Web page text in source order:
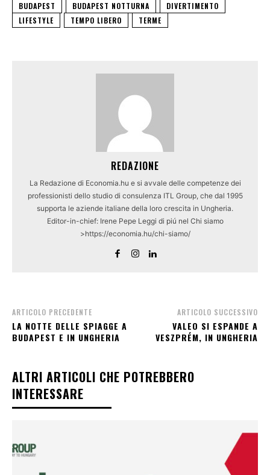
BUDAPEST BUDAPEST NOTTURNA
DIVERTIMENTO
LIFESTYLE
TEMPO LIBERO TERME
REDAZIONE
La Redazione di Economia.hu e si avvale delle competenze dei
professionisti dello studio di consulenza ITL Group, che dal 1995
supporta le aziende italiane della loro crescita in Ungheria.
Editor-in-chief: Irene Pepe Leggi di piú nel Chi siamo
>https://economia.hu/chi-siamo/
ARTICOLO PRECEDENTE
LA NOTTE DELLE SPIAGGE A
BUDAPEST E IN UNGHERIA
ARTICOLO SUCCESSIVO
VALEO SI ESPANDE A
VESZPRÉM, IN UNGHERIA
ALTRI ARTICOLI CHE POTREBBERO
INTERESSARE